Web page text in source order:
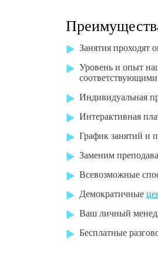
Занятия проходят
Уровень и опыт
Индивидуальная
Интерактивная
График занятий и
Заменим
Всевозможные
Демократичные
Ваш личный
Бесплатные